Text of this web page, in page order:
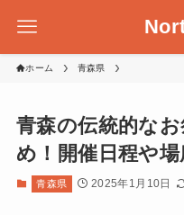
ホーム 青森県
青森の伝統的な
め！開催日程や場
青森県 2025年1月10日